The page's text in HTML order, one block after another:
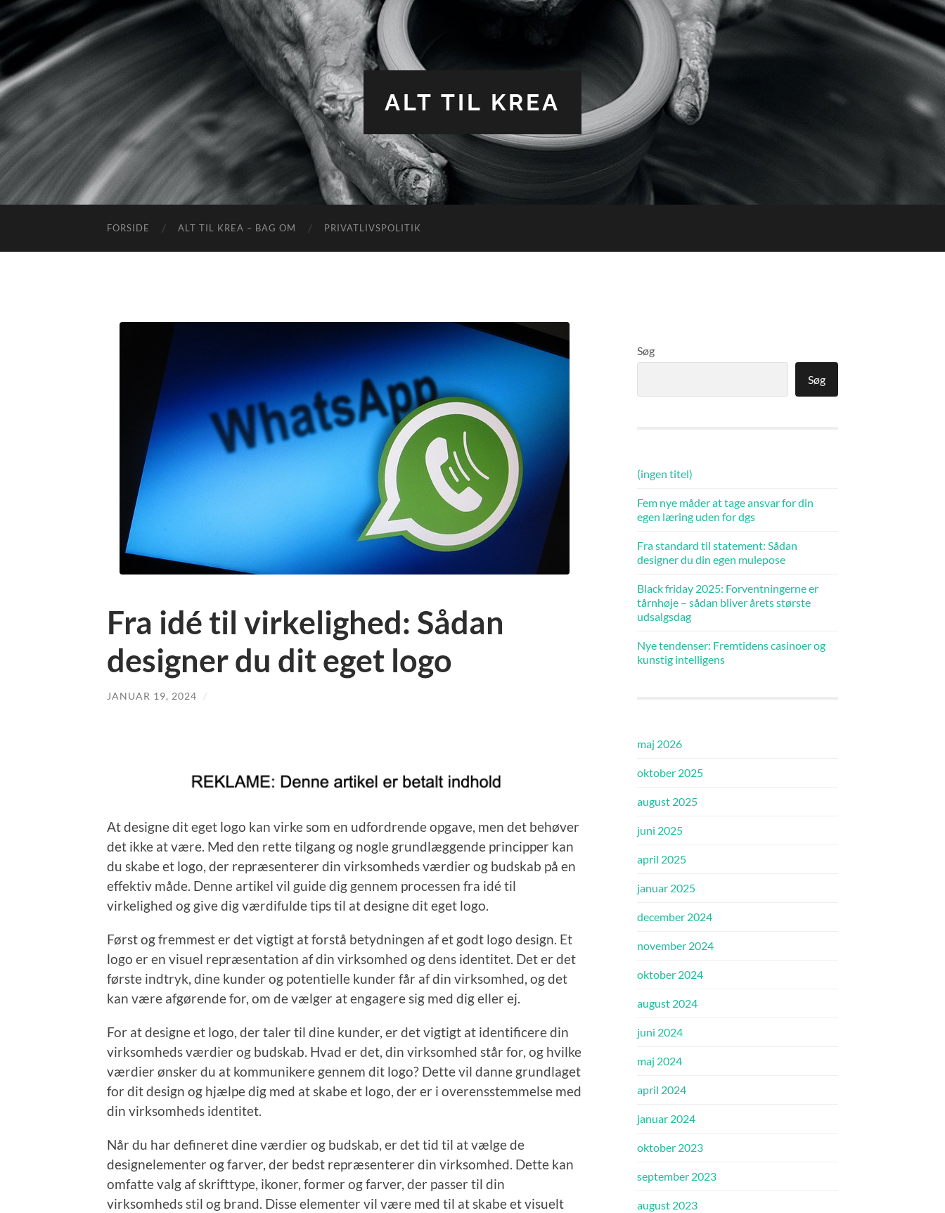
ALT TIL KREA
FORSIDE ALT TIL KREA – BAG OM PRIVATLIVSPOLITIK
Fra idé til virkelighed: Sådan
designer du dit eget logo
JANUAR 19, 2024 /
At designe dit eget logo kan virke som en udfordrende opgave, men det behøver
det ikke at være. Med den rette tilgang og nogle grundlæggende principper kan
du skabe et logo, der repræsenterer din virksomheds værdier og budskab på en
effektiv måde. Denne artikel vil guide dig gennem processen fra idé til
virkelighed og give dig værdifulde tips til at designe dit eget logo.
Først og fremmest er det vigtigt at forstå betydningen af et godt logo design. Et
logo er en visuel repræsentation af din virksomhed og dens identitet. Det er det
første indtryk, dine kunder og potentielle kunder får af din virksomhed, og det
kan være afgørende for, om de vælger at engagere sig med dig eller ej.
For at designe et logo, der taler til dine kunder, er det vigtigt at identificere din
virksomheds værdier og budskab. Hvad er det, din virksomhed står for, og hvilke
værdier ønsker du at kommunikere gennem dit logo? Dette vil danne grundlaget
for dit design og hjælpe dig med at skabe et logo, der er i overensstemmelse med
din virksomheds identitet.
Når du har defineret dine værdier og budskab, er det tid til at vælge de
designelementer og farver, der bedst repræsenterer din virksomhed. Dette kan
omfatte valg af skrifttype, ikoner, former og farver, der passer til din
virksomheds stil og brand. Disse elementer vil være med til at skabe et visuelt
Søg
Søg
(ingen titel)
Fem nye måder at tage ansvar for din
egen læring uden for dgs
Fra standard til statement: Sådan
designer du din egen mulepose
Black friday 2025: Forventningerne er
tårnhøje – sådan bliver årets største
udsalgsdag
Nye tendenser: Fremtidens casinoer og
kunstig intelligens
maj 2026
oktober 2025
august 2025
juni 2025
april 2025
januar 2025
december 2024
november 2024
oktober 2024
august 2024
juni 2024
maj 2024
april 2024
januar 2024
oktober 2023
september 2023
august 2023